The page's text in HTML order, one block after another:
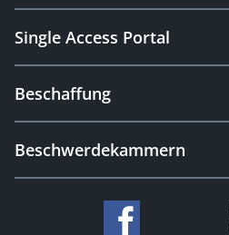
Single Access Portal
Beschaffung
Beschwerdekammern